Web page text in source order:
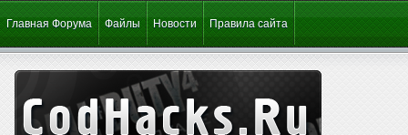
Главная Форума Файлы Новости Правила сайта